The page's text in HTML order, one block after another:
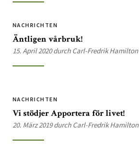
NACHRICHTEN
Äntligen vårbruk!
15. April 2020 durch Carl-Fredrik Hamilton
NACHRICHTEN
Vi stödjer Apportera för livet!
20. März 2019 durch Carl-Fredrik Hamilton